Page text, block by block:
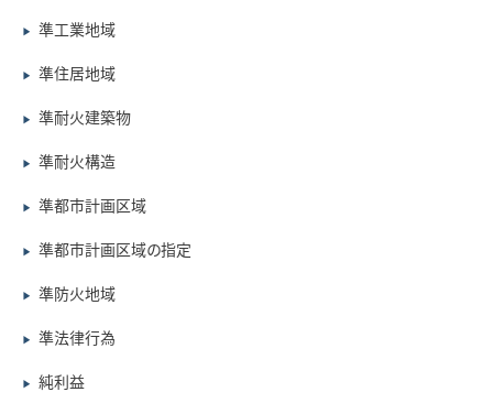
▶ 準工業地域
▶ 準住居地域
▶ 準耐火建築物
▶ 準耐火構造
▶ 準都市計画区域
▶ 準都市計画区域の指定
▶ 準防火地域
▶ 準法律行為
▶ 純利益